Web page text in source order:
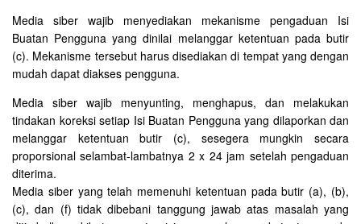
Media siber wajib menyediakan mekanisme pengaduan Isi
Buatan Pengguna yang dinilai melanggar ketentuan pada butir
(c). Mekanisme tersebut harus disediakan di tempat yang dengan
mudah dapat diakses pengguna.
Media siber wajib menyunting, menghapus, dan melakukan
tindakan koreksi setiap Isi Buatan Pengguna yang dilaporkan dan
melanggar ketentuan butir (c), sesegera mungkin secara
proporsional selambat-lambatnya 2 x 24 jam setelah pengaduan
diterima.
Media siber yang telah memenuhi ketentuan pada butir (a), (b),
(c), dan (f) tidak dibebani tanggung jawab atas masalah yang